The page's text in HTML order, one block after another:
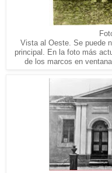
Vista al Oeste. Se puede
principal. En la foto más
de los marcos en